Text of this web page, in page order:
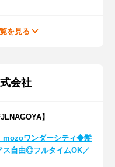
を見る
会社
】
mozoワンダーシティ◆髪
ス自由◎フルタイムOK／